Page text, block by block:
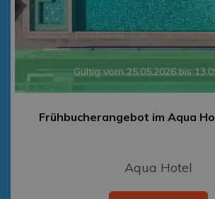
Gültig vom 25.05.2026 bis
Frühbucherangebot im Aqua
Aqua Hotel